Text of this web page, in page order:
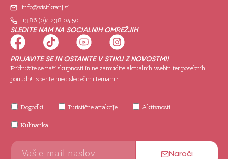
info@visitkranj.si
+386 (0)4 238 04 50
SLEDITE NAM NA SOCIALNIH OMREŽJIH
PRIJAVITE SE IN OSTANITE V STIKU Z NOVOSTMI!
Pridružite se naši skupnosti in ne zamudite aktualnih vsebin ter posebnih
ponudb! Izberite med sledečimi temami:
Dogodki Turistične atrakcije Aktivnosti
Kulinarika
Naroči